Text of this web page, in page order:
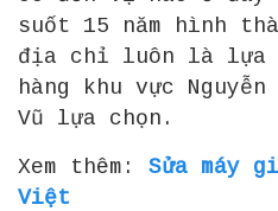
suốt 15 năm hình
địa chỉ luôn là lựa
hàng khu vực Nguyễn
Vũ lựa chọn.
Xem thêm: Sửa máy
Việt